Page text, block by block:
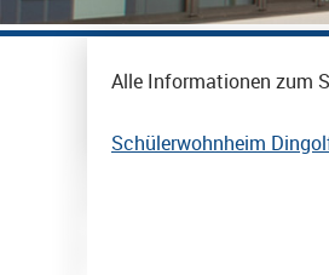
Alle Informationen zum
Schülerwohnheim